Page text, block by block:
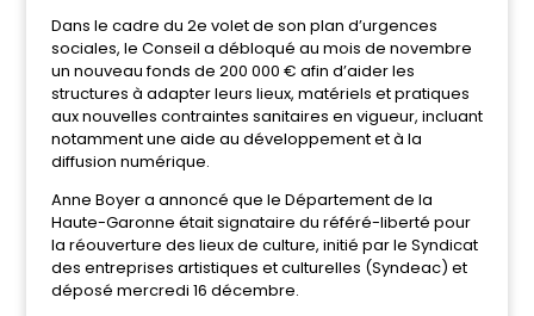
Dans le cadre du 2e volet de son plan d’urgences
sociales, le Conseil a débloqué au mois de novembre
un nouveau fonds de 200 000 € afin d’aider les
structures à adapter leurs lieux, matériels et pratiques
aux nouvelles contraintes sanitaires en vigueur, incluant
notamment une aide au développement et à la
diffusion numérique.
Anne Boyer a annoncé que le Département de la
Haute-Garonne était signataire du référé-liberté pour
la réouverture des lieux de culture, initié par le Syndicat
des entreprises artistiques et culturelles (Syndeac) et
déposé mercredi 16 décembre.